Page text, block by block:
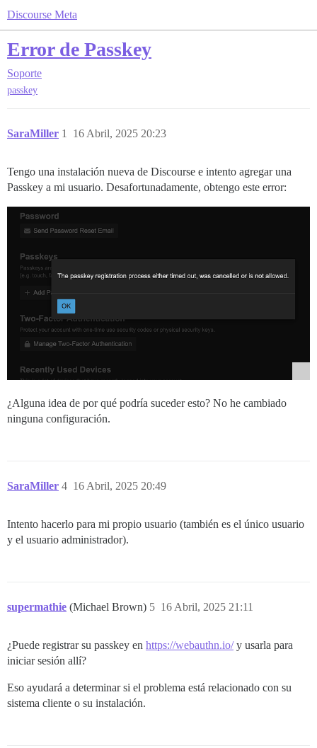
Discourse Meta
Error de Passkey
Soporte
passkey
SaraMiller 16 Abril, 2025 20:23
1
Tengo una instalación nueva de Discourse e intento agregar una
Passkey a mi usuario. Desafortunadamente, obtengo este error:
¿Alguna idea de por qué podría suceder esto? No he cambiado
ninguna configuración.
SaraMiller 16 Abril, 2025 20:49
4
Intento hacerlo para mi propio usuario (también es el único usuario
y el usuario administrador).
supermathie (Michael Brown) 16 Abril, 2025 21:11
5
¿Puede registrar su passkey en https://webauthn.io/y usarla para
iniciar sesión allí?
Eso ayudará a determinar si el problema está relacionado con su
sistema cliente o su instalación.